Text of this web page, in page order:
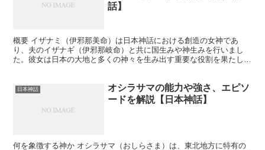
話】
概要 イザナミ（伊邪那美命）は日本神話における創造の女神であ
り、夫のイザナギ（伊邪那岐命）と共に国生みや神生みを行いまし
た。彼女は日本の大地と多くの神々を生み出す重要な役割を果たし、
日本神話
オシラサマの能力や強さ、エピソ
ードを解説【日本神話】
何を象徴する神か オシラサマ（おしらさま）は、東北地方に特有の